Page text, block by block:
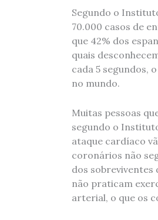
Segundo o
70.000 casos de
que 42% dos
quais
cada 5 segundos,
no mundo.
Muitas pessoas
segundo o
ataque cardíaco
coronários não
dos sobreviventes
não praticam
arterial, o que os